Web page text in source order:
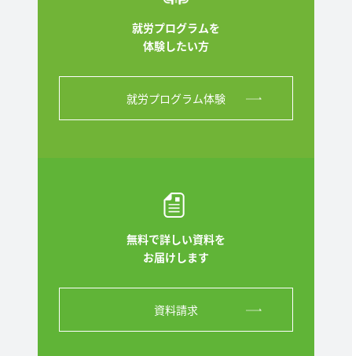
就労プログラムを
体験したい方
就労プログラム体験
無料で詳しい資料を
お届けします
資料請求